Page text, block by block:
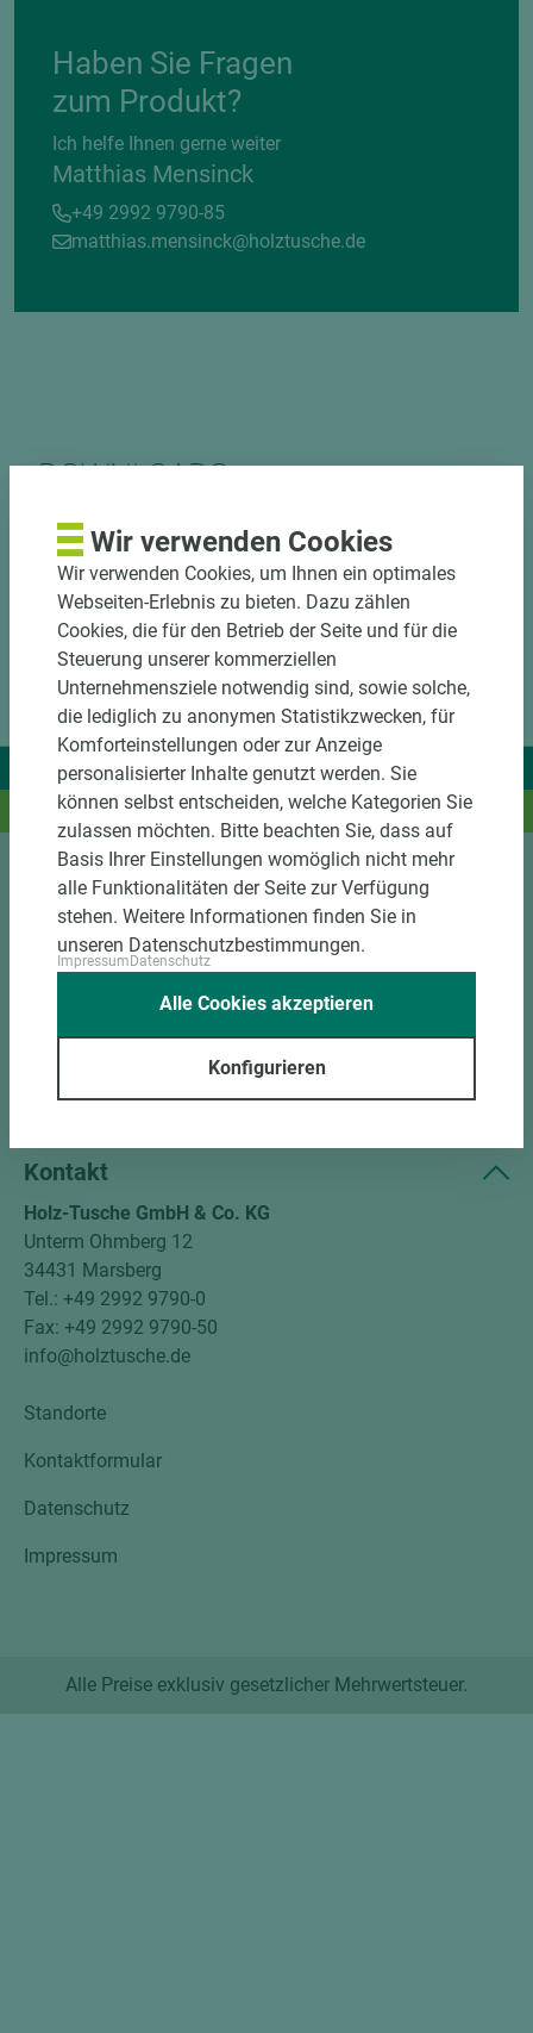
Haben Sie Fragen
zum Produkt?
Ich helfe Ihnen gerne weiter
Matthias Mensinck
+49 2992 9790-85
matthias.mensinck@holztusche.de
DOWNLOADS
Wir liefern Ideen.
Und das passende Holz dazu.
Sortiment
Kundenservice
Unternehmen
Kontakt
Holz-Tusche GmbH & Co. KG
Unterm Ohmberg 12
34431 Marsberg
Tel.: +49 2992 9790-0
Fax: +49 2992 9790-50
info@holztusche.de
Standorte
Kontaktformular
Datenschutz
Impressum
Alle Preise exklusiv gesetzlicher Mehrwertsteuer.
Wir verwenden Cookies
Wir verwenden Cookies, um Ihnen ein optimales
Webseiten-Erlebnis zu bieten. Dazu zählen
Cookies, die für den Betrieb der Seite und für die
Steuerung unserer kommerziellen
Unternehmensziele notwendig sind, sowie solche,
die lediglich zu anonymen Statistikzwecken, für
Komforteinstellungen oder zur Anzeige
personalisierter Inhalte genutzt werden. Sie
können selbst entscheiden, welche Kategorien Sie
zulassen möchten. Bitte beachten Sie, dass auf
Basis Ihrer Einstellungen womöglich nicht mehr
alle Funktionalitäten der Seite zur Verfügung
stehen. Weitere Informationen finden Sie in
unseren Datenschutzbestimmungen.
ImpressumDatenschutz
Konfigurieren
Alle Cookies akzeptieren